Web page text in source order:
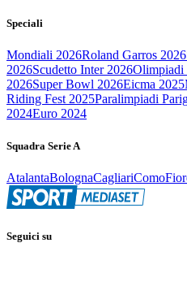
Speciali
Mondiali 2026Roland Garros 2026
2026Scudetto Inter 2026Olimpiadi
2026Super Bowl 2026Eicma 2025
Riding Fest 2025Paralimpiadi
2024Euro 2024
Squadra Serie A
AtalantaBolognaCagliariComo
Seguici su